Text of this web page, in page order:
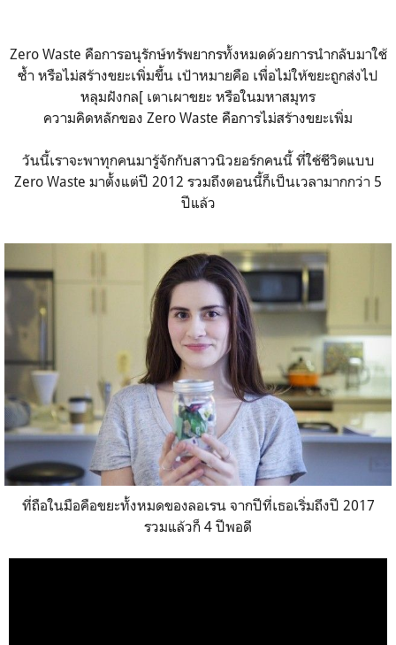
Zero Waste คือการอนุรักษ์ทรัพยากรทั้งหมดด้วยการนำกลับมาใช้
ซ้ำ หรือไม่สร้างขยะเพิ่มขึ้น เป้าหมายคือ เพื่อไม่ให้ขยะถูกส่งไป
หลุมฝังกล[ เตาเผาขยะ หรือในมหาสมุทร
ความคิดหลักของ Zero Waste คือการไม่สร้างขยะเพิ่ม
วันนี้เราจะพาทุกคนมารู้จักกับสาวนิวยอร์กคนนี้ ที่ใช้ชีวิตแบบ
Zero Waste มาตั้งแต่ปี 2012 รวมถึงตอนนี้ก็เป็นเวลามากกว่า 5
ปีแล้ว
ที่ถือในมือคือขยะทั้งหมดของลอเรน จากปีที่เธอเริ่มถึงปี 2017
รวมแล้วก็ 4 ปีพอดี